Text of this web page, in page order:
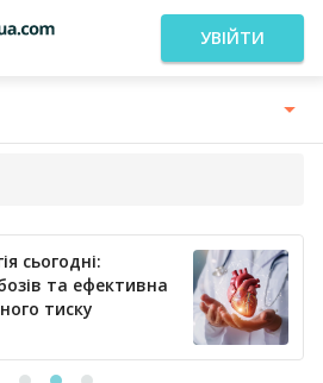
УВІЙТИ
сьогодні:
та ефективна
тиску